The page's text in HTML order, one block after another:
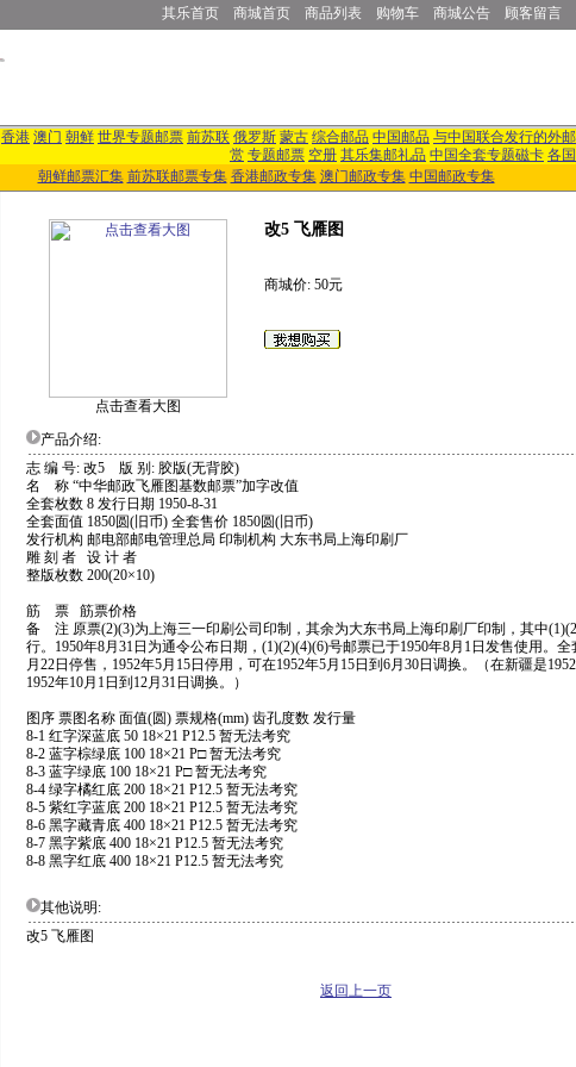
其乐首页 商城首页 商品列表 购物车 商城公告 顾客留言
香港 澳门 朝鲜 世界专题邮票 前苏联 俄罗斯 蒙古 综合邮品 中国邮品 与中国联合发行的外邮
赏 专题邮票 空册 其乐集邮礼品 中国全套专题磁卡 各
朝鲜邮票汇集 前苏联邮票专集 香港邮政专集 澳门邮政专集 中国邮政专集
点击查看大图
改5 飞雁图
商城价: 50元
产品介绍:
志 编 号: 改5 版 别: 胶版(无背胶)
名 称 “中华邮政飞雁图基数邮票”加字改值
全套枚数 8 发行日期 1950-8-31
全套面值 1850圆(旧币) 全套售价 1850圆(旧币)
发行机构 邮电部邮电管理总局 印制机构 大东书局上海印刷厂
雕 刻 者 设 计 者
整版枚数 200(20×10)
筋 票 筋票价格
备 注 原票(2)(3)为上海三一印刷公司印制，其余为大东书局上海印刷厂印制，其中
行。1950年8月31日为通令公布日期，(1)(2)(4)(6)号邮票已于1950年8月1日发售使用。全
月22日停售，1952年5月15日停用，可在1952年5月15日到6月30日调换。（在新疆是
1952年10月1日到12月31日调换。）
图序 票图名称 面值(圆) 票规格(mm) 齿孔度数 发行量
8-1 红字深蓝底 50 18×21 P12.5 暂无法考究
8-2 蓝字棕绿底 100 18×21 P□ 暂无法考究
8-3 蓝字绿底 100 18×21 P□ 暂无法考究
8-4 绿字橘红底 200 18×21 P12.5 暂无法考究
8-5 紫红字蓝底 200 18×21 P12.5 暂无法考究
8-6 黑字藏青底 400 18×21 P12.5 暂无法考究
8-7 黑字紫底 400 18×21 P12.5 暂无法考究
8-8 黑字红底 400 18×21 P12.5 暂无法考究
其他说明:
改5 飞雁图
返回上一页